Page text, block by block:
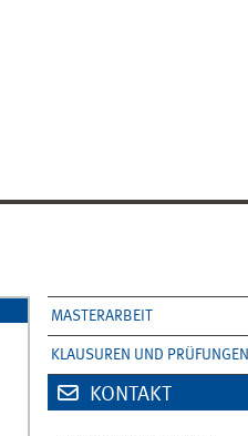
MASTERARBEIT
KLAUSUREN UND PRÜFUNGEN
KONTAKT